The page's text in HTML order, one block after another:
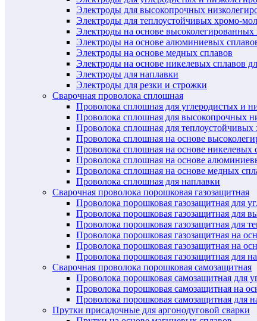
Электроды для высокопрочных
Электроды для теплоустойчивых хромо-
Электроды на основе
Электроды на основе алюминиевых
Электроды на основе медных сплавов
Электроды на основе никелевых сплавов
Электроды для наплавки
Электроды для резки и строжки
Сварочная проволока сплошная
Проволока сплошная для углеродистых и
Проволока сплошная для высокопрочных
Проволока сплошная для
Проволока сплошная на основе
Проволока сплошная на основе никелевых
Проволока сплошная на основе
Проволока сплошная на основе медных
Проволока сплошная для наплавки
Сварочная проволока порошковая газозащитная
Проволока порошковая газозащитная для
Проволока порошковая газозащитная для
Проволока порошковая газозащитная для
Проволока порошковая газозащитная на
Проволока порошковая газозащитная на
Проволока порошковая газозащитная для
Сварочная проволока порошковая самозащитная
Проволока порошковая самозащитная для
Проволока порошковая самозащитная на
Проволока порошковая самозащитная для
Прутки присадочные для аргонодуговой сварки